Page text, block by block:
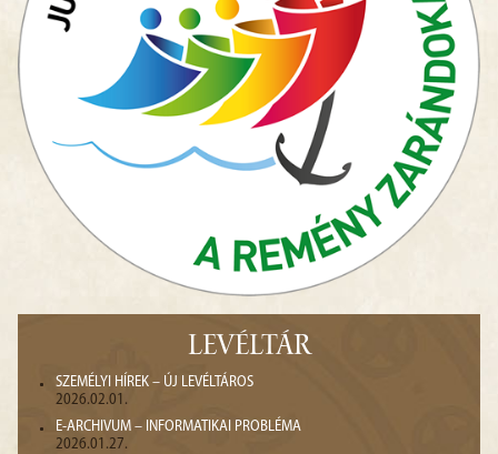
LEVÉLTÁR
SZEMÉLYI HÍREK – ÚJ LEVÉLTÁROS
2026.02.01.
E-ARCHIVUM – INFORMATIKAI PROBLÉMA
2026.01.27.